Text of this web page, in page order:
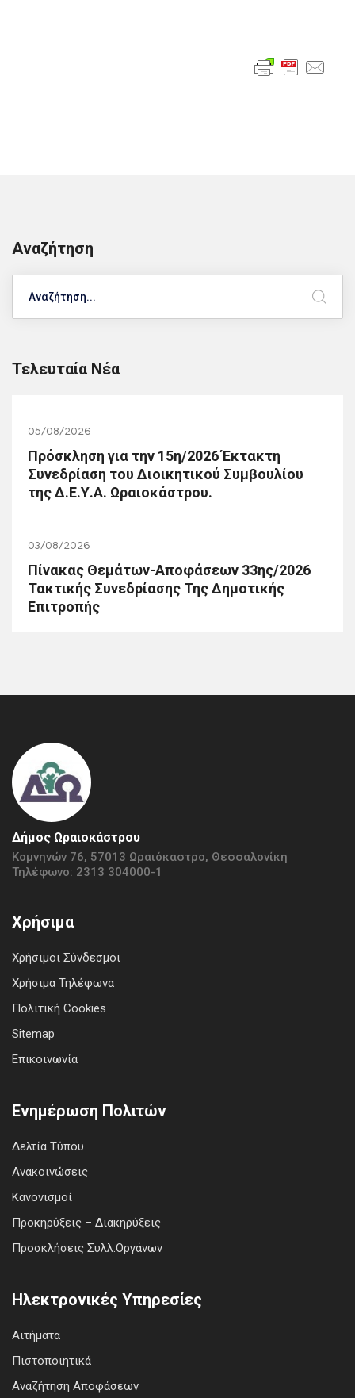
Αναζήτηση
Τελευταία Νέα
05/08/2026
Πρόσκληση για την 15η/2026 Έκτακτη
Συνεδρίαση του Διοικητικού Συμβουλίου
της Δ.Ε.Υ.Α. Ωραιοκάστρου.
03/08/2026
Πίνακας Θεμάτων-Αποφάσεων 33ης/2026
Τακτικής Συνεδρίασης Της Δημοτικής
Επιτροπής
Δήμος Ωραιοκάστρου
Κομνηνών 76, 57013 Ωραιόκαστρο, Θεσσαλονίκη
Τηλέφωνο: 2313 304000-1
Χρήσιμα
Χρήσιμοι Σύνδεσμοι
Χρήσιμα Τηλέφωνα
Πολιτική Cookies
Sitemap
Επικοινωνία
Ενημέρωση Πολιτών
Δελτία Τύπου
Ανακοινώσεις
Κανονισμοί
Προκηρύξεις – Διακηρύξεις
Προσκλήσεις Συλλ.Οργάνων
Ηλεκτρονικές Υπηρεσίες
Αιτήματα
Πιστοποιητικά
Αναζήτηση Αποφάσεων